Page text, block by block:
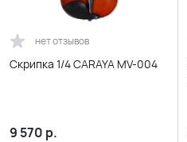
нет отзывов
Скрипка 1/4 CARAYA MV-004
9 570 р.